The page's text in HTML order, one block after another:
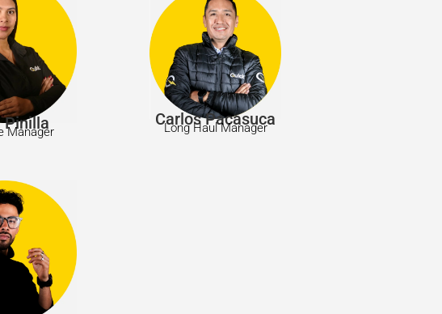
Pinilla
Manager
Carlos Pacasuca
Long Haul Manager